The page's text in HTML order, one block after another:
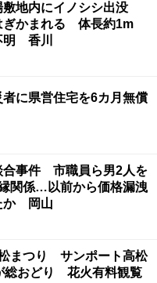
敷地内にイノシシ出没
ぎかまれる 体長約1m
明 香川
に県営住宅を6カ月無償
合事件 市職員ら男2人を
関係…以前から価格漏洩
か 岡山
まつり サンポート高松
総おどり 花火有料観覧